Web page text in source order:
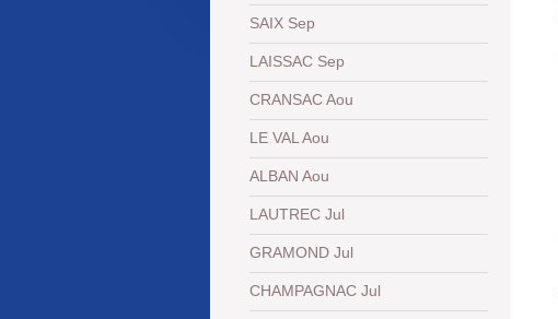
SAIX Sep
LAISSAC Sep
CRANSAC Aou
LE VAL Aou
ALBAN Aou
LAUTREC Jul
GRAMOND Jul
CHAMPAGNAC Jul